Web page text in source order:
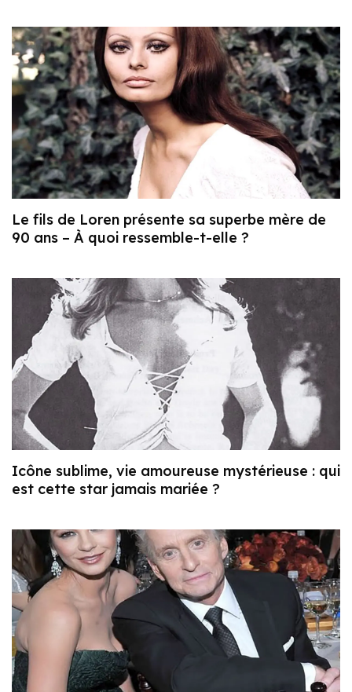
Le fils de Loren présente sa superbe mère de
90 ans – À quoi ressemble-t-elle ?
Icône sublime, vie amoureuse mystérieuse : qui
est cette star jamais mariée ?